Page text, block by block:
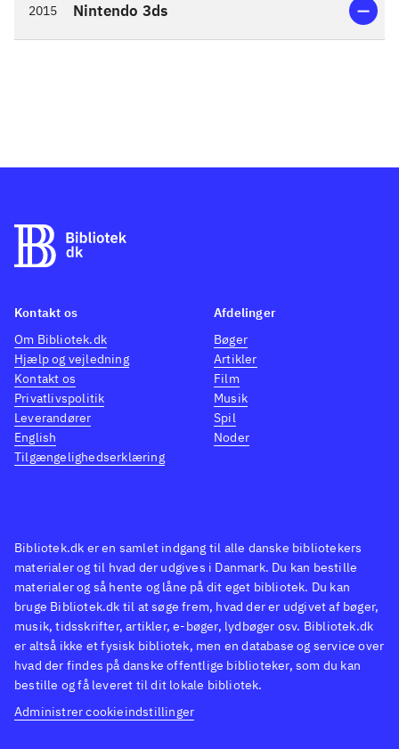
2015 Nintendo 3ds
Bibliotek.dk er en samlet indgang til alle danske bibliotekers
materialer og til hvad der udgives i Danmark. Du kan bestille
materialer og så hente og låne på dit eget bibliotek. Du kan
bruge Bibliotek.dk til at søge frem, hvad der er udgivet af bøger,
musik, tidsskrifter, artikler, e-bøger, lydbøger osv. Bibliotek.dk
er altså ikke et fysisk bibliotek, men en database og service over
hvad der findes på danske offentlige biblioteker, som du kan
bestille og få leveret til dit lokale bibliotek.
Administrer cookieindstillinger
Kontakt os
Om Bibliotek.dk
Hjælp og vejledning
Kontakt os
Privatlivspolitik
Leverandører
English
Tilgængelighedserklæring
Afdelinger
Bøger
Artikler
Film
Musik
Spil
Noder